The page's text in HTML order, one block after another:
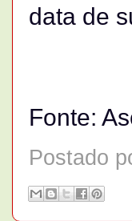
data de
Fonte:
Postado